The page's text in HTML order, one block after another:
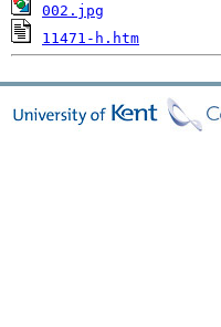
002.jpg
11471-h.htm